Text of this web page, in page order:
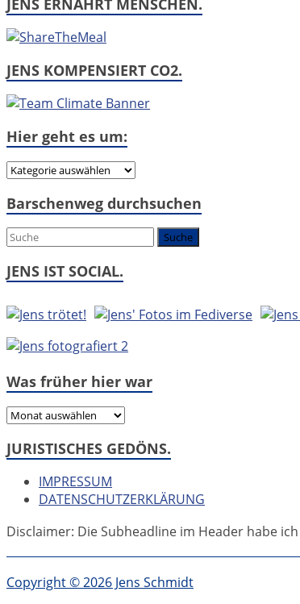
JENS ERNÄHRT MENSCHEN.
JENS KOMPENSIERT CO2.
Hier geht es um:
Hier
es
Barschenweg durchsuchen
JENS IST SOCIAL.
Was früher hier war
Was
hier
JURISTISCHES GEDÖNS.
IMPRESSUM
DATENSCHUTZERKLÄRUNG
Disclaimer: Die Subheadline im Header habe
Copyright © 2026 Jens Schmidt